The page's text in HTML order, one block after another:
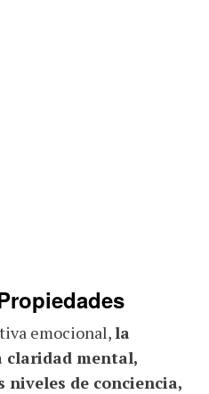
emocional,la
claridad mental,
niveles de conciencia,